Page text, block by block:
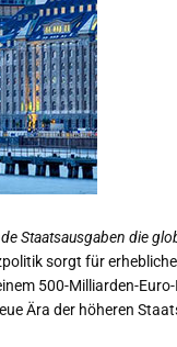
Staatsausgaben die
sorgt für
500-Milliarden-
Ära der höheren